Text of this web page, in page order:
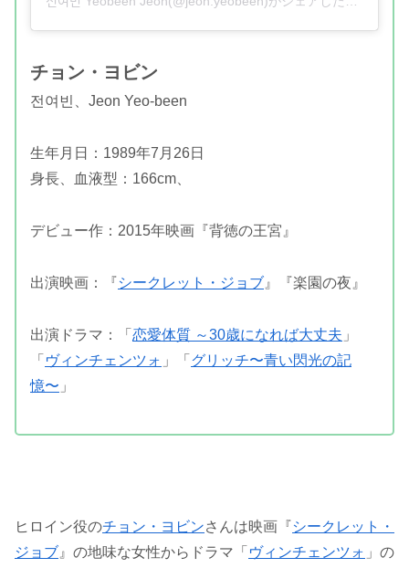
チョン・ヨビン
전여빈、Jeon Yeo-been
生年月日：1989年7月26日
身長、血液型：166cm、
デビュー作：2015年映画『背徳の王宮』
出演映画：『シークレット・ジョブ 』『楽園の夜』
出演ドラマ：「 恋愛体質 ～30歳になれば大丈夫 」
「 ヴィンチェンツォ 」「 グリッチ〜青い閃光の記
憶〜 」
ヒロイン役のチョン・ヨビンさんは映画『シークレット・
ジョブ 』の地味な女性からドラマ「 ヴィンチェンツォ 」の